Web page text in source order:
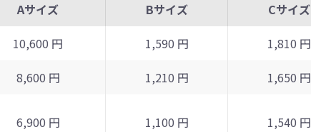
Aサイズ Bサイズ Cサイズ
10,600 円 1,590 円 1,810 円
8,600 円 1,210 円 1,650 円
6,900 円 1,100 円 1,540 円